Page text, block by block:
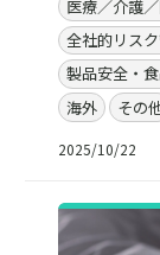
医療／介護
全社的リスク
製品安全・
海外
その
2025/10/22